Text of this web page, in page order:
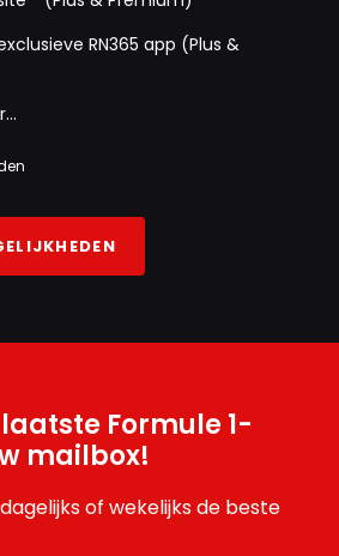
RN365 app (Plus &
Formule 1-
mailbox!
of wekelijks de beste